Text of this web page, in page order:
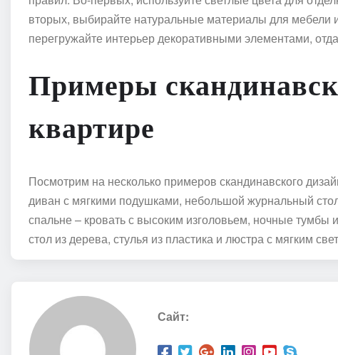
вторых, выбирайте натуральные материалы для мебели
перегружайте интерьер декоративными элементами,
Примеры
квартире
Посмотрим на несколько примеров скандинавского
диван с мягкими подушками, небольшой журнальный
спальне – кровать с высоким изголовьем, ночные
стол из дерева, стулья из пластика и люстра с мягким
Сайт: